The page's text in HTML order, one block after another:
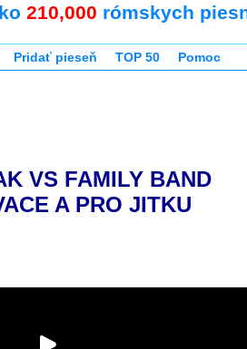
210,000 rómskych
Pridať pieseň TOP 50 Pomoc
VS FAMILY BAND
A PRO JITKU